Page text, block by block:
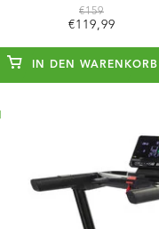
€159
€119,99
IN DEN WARENKORB